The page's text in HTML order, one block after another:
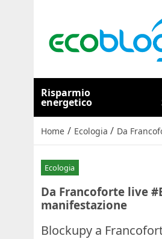
Risparmio
energetico
Home / Ecologia / Da
Ecologia
Da Francoforte live
manifestazione
Blockupy a